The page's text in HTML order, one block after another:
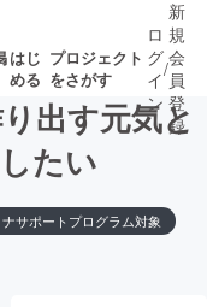
はじ
める
プロジェクト
をさがす
了が近いプ
クト
もうすぐ公開
されます
ロ
グ
イ
ン
/
新
規
会
員
登
録
出す元気と
たい
ナサポートプログラム対象